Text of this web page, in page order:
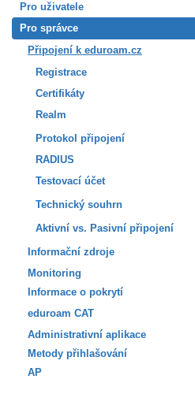
Pro uživatele
Pro správce
Připojení k eduroam.cz
Registrace
Certifikáty
Realm
Protokol připojení
RADIUS
Testovací účet
Technický souhrn
Aktivní vs. Pasivní připojení
Informační zdroje
Monitoring
Informace o pokrytí
eduroam CAT
Administrativní aplikace
Metody přihlašování
AP